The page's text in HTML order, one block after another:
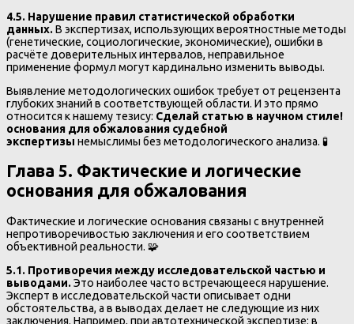
4.5. Нарушение правил статистической обработки
данных.В экспертизах, использующих вероятностные методы
(генетические, социологические, экономические), ошибки в
расчёте доверительных интервалов, неправильное
применение формул могут кардинально изменить выводы.
Выявление методологических ошибок требует от рецензента
глубоких знаний в соответствующей области. И это прямо
относится к нашему тезису: Сделай статью в научном стиле!
основания для обжалования судебной
экспертизы немыслимы без методологического анализа. 🧪
Глава 5. Фактические и логические
основания для обжалования
Фактические и логические основания связаны с внутренней
непротиворечивостью заключения и его соответствием
объективной реальности. 🧩
5.1. Противоречия между исследовательской частью и
выводами.Это наиболее часто встречающееся нарушение.
Эксперт в исследовательской части описывает одни
обстоятельства, а в выводах делает не следующие из них
заключения. Например, при автотехнической экспертизе: в